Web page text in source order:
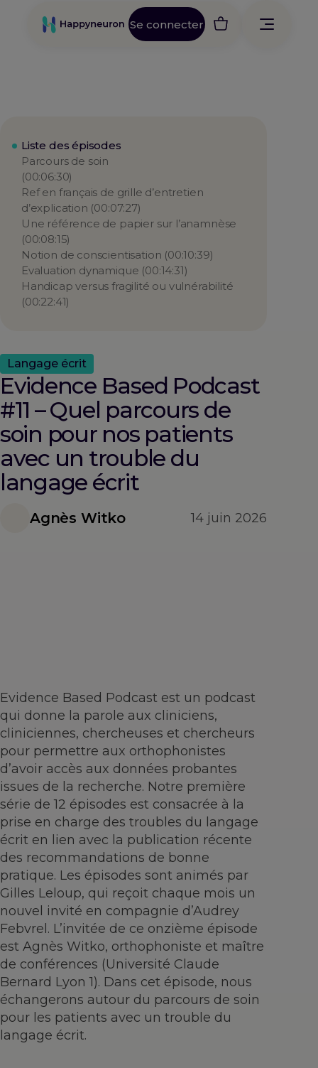
Se connecter
Liste des épisodes
Parcours de soin
(00:06:30)
Ref en français de grille d’entretien
d’explication (00:07:27)
Une référence de papier sur l’anamnèse
(00:08:15)
Notion de conscientisation (00:10:39)
Evaluation dynamique (00:14:31)
Handicap versus fragilité ou vulnérabilité
(00:22:41)
Langage écrit
Evidence Based Podcast
#11 – Quel parcours de
soin pour nos patients
avec un trouble du
langage écrit
Agnès Witko 14 juin 2026
Evidence Based Podcast est un podcast
qui donne la parole aux cliniciens,
cliniciennes, chercheuses et chercheurs
pour permettre aux orthophonistes
d’avoir accès aux données probantes
issues de la recherche. Notre première
série de 12 épisodes est consacrée à la
prise en charge des troubles du langage
écrit en lien avec la publication récente
des recommandations de bonne
pratique. Les épisodes sont animés par
Gilles Leloup, qui reçoit chaque mois un
nouvel invité en compagnie d’Audrey
Febvrel. L’invitée de ce onzième épisode
est Agnès Witko, orthophoniste et maître
de conférences (Université Claude
Bernard Lyon 1). Dans cet épisode, nous
échangerons autour du parcours de soin
pour les patients avec un trouble du
langage écrit.